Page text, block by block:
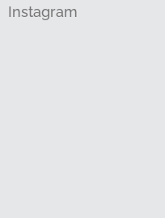
Instagram